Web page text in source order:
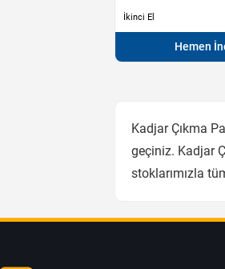
İkinci El
Hemen
Kadjar Çıkma
geçiniz. Kadjar
stoklarımızla